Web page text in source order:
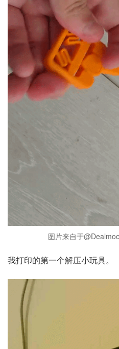
图片来自于
我打印的第一个解压小玩具。